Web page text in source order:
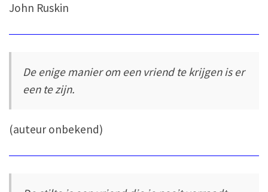
John Ruskin
De enige manier om een vriend te krijgen is er
een te zijn.
(auteur onbekend)